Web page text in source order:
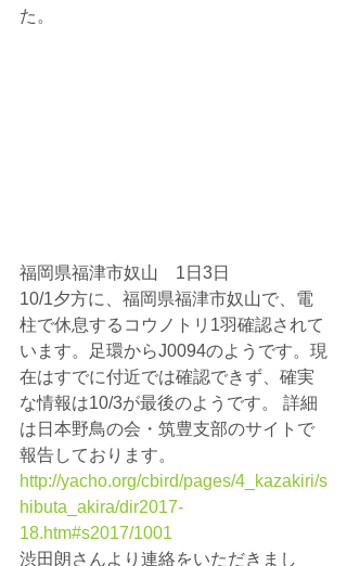
た。
福岡県福津市奴山　1日3日
10/1夕方に、福岡県福津市奴山で、電
柱で休息するコウノトリ1羽確認されて
います。足環からJ0094のようです。現
在はすでに付近では確認できず、確実
な情報は10/3が最後のようです。 詳細
は日本野鳥の会・筑豊支部のサイトで
報告しております。
http://yacho.org/cbird/pages/4_kazakiri/s
hibuta_akira/dir2017-
18.htm#s2017/1001
渋田朗さんより連絡をいただきまし